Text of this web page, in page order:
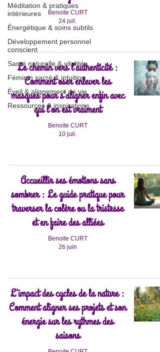
Méditation & pratiques
intérieures
Énergétique & soins subtils
Développement personnel
conscient
Santé naturelle & vitalité
Féminin sacré & intuition
Éveil & alignement de vie
Ressources & inspirations
Benoite CURT
24 juil.
Le chemin vers l'authenticité :
Comment oser enlever les
masques pour s'aligner enfin avec
qui l'on est vraiment
Benoite CURT
10 juil.
Accueillir ses émotions sans
sombrer : Le guide pratique pour
traverser la colère ou la tristesse
et en faire des alliées
Benoite CURT
26 juin
L'impact des cycles de la nature :
Comment aligner ses projets et son
énergie sur les rythmes des
saisons